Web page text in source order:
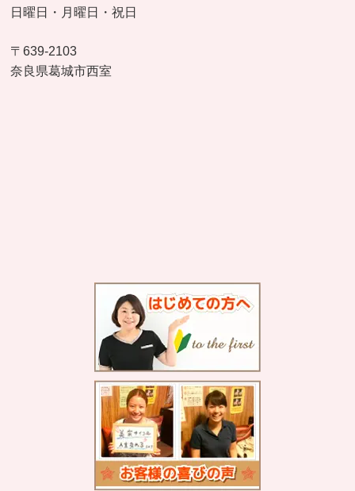
日曜日・月曜日・祝日
〒639-2103
奈良県葛城市西室